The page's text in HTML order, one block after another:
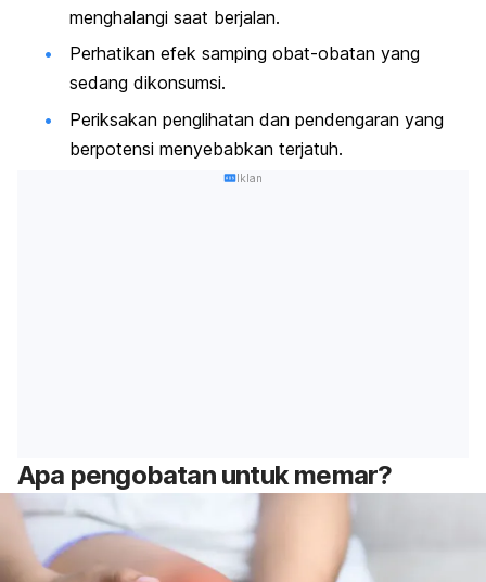
menghalangi saat berjalan.
Perhatikan efek samping obat-obatan yang
sedang dikonsumsi.
Periksakan penglihatan dan pendengaran yang
berpotensi menyebabkan terjatuh.
Iklan
Apa pengobatan untuk memar?